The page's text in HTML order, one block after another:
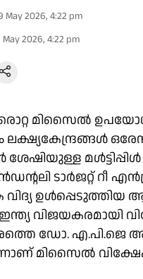
May 2026, 4:22 pm
2026, 4:22 pm
മിസൈൽ
ലക്ഷ്യകേന്ദ്രങ്ങൾ
മൾട്ടിപ്പിൾ
ടാർജറ്റ് റീ
വിദ്യ
വിജയകരമായി
ഡോ. എ.പി.ജെ
മിസൈൽ